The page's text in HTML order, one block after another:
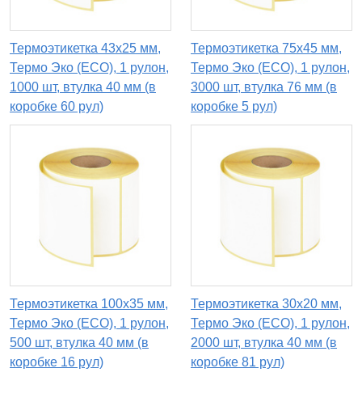
Термоэтикетка 43х25 мм,
Термо Эко (ECO), 1 рулон,
1000 шт, втулка 40 мм (в
коробке 60 рул)
Термоэтикетка 75х45 мм,
Термо Эко (ECO), 1 рулон,
3000 шт, втулка 76 мм (в
коробке 5 рул)
Термоэтикетка 100х35 мм,
Термо Эко (ECO), 1 рулон,
500 шт, втулка 40 мм (в
коробке 16 рул)
Термоэтикетка 30х20 мм,
Термо Эко (ECO), 1 рулон,
2000 шт, втулка 40 мм (в
коробке 81 рул)